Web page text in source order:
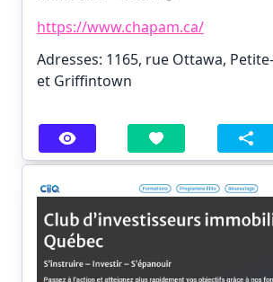
https://www.chapam.ca/
Adresses: 1165, rue Ottawa,
et Griffintown